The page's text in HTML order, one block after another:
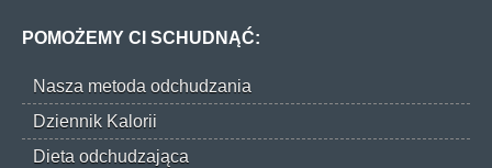
POMOŻEMY CI SCHUDNĄĆ:
Nasza metoda odchudzania
Dziennik Kalorii
Dieta odchudzająca